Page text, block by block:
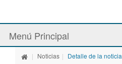
Menú Principal
Quiénes somos
| Noticias | Detalle de la noticia